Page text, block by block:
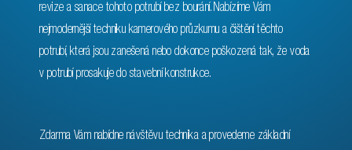
revize a sanace tohoto potrubí bez bourání. Nabízíme Vám
nejmodernější techniku kamerového průzkumu a čištění těchto
potrubí, která jsou zanešená nebo dokonce poškozená tak, že voda
v potrubí prosakuje do stavební konstrukce.
Zdarma Vám nabídne návštěvu technika a provedeme základní